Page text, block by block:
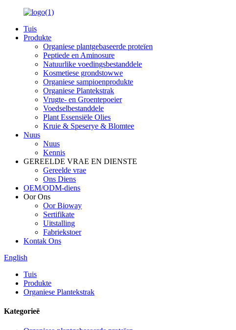
Tuis
Produkte
Organiese plantgebaseerde proteïen
Peptiede en Aminosure
Natuurlike voedingsbestanddele
Kosmetiese grondstowwe
Organiese sampioenprodukte
Organiese Plantekstrak
Vrugte- en Groentepoeier
Voedselbestanddele
Plant Essensiële Olies
Kruie & Speserye & Blomtee
Nuus
Nuus
Kennis
GEREELDE VRAE EN DIENSTE
Gereelde vrae
Ons Diens
OEM/ODM-diens
Oor Ons
Oor Bioway
Sertifikate
Uitstalling
Fabriekstoer
Kontak Ons
English
Tuis
Produkte
Organiese Plantekstrak
Kategorieë